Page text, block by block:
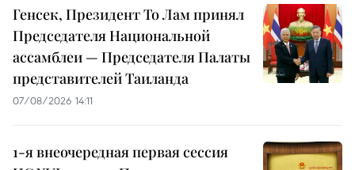
Генсек, Президент То Лам принял
Председателя Национальной
ассамблеи — Председателя Палаты
представителей Таиланда
07/08/2026 14:11
1-я внеочередная первая сессия